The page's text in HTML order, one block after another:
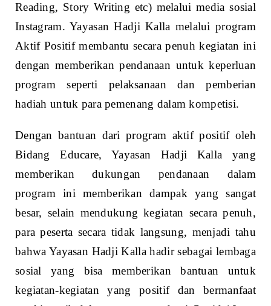
Reading, Story Writing etc) melalui media sosial
Instagram. Yayasan Hadji Kalla melalui program
Aktif Positif membantu secara penuh kegiatan ini
dengan memberikan pendanaan untuk keperluan
program seperti pelaksanaan dan pemberian
hadiah untuk para pemenang dalam kompetisi.
Dengan bantuan dari program aktif positif oleh
Bidang Educare, Yayasan Hadji Kalla yang
memberikan dukungan pendanaan dalam
program ini memberikan dampak yang sangat
besar, selain mendukung kegiatan secara penuh,
para peserta secara tidak langsung, menjadi tahu
bahwa Yayasan Hadji Kalla hadir sebagai lembaga
sosial yang bisa memberikan bantuan untuk
kegiatan-kegiatan yang positif dan bermanfaat